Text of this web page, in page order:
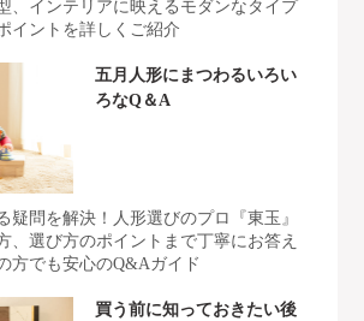
、インテリアに映えるモダンなタイプ
イントを詳しくご紹介
五月人形にまつわるいろい
ろなQ＆A
疑問を解決！人形選びのプロ『東玉』
、選び方のポイントまで丁寧にお答え
方でも安心のQ&Aガイド
買う前に知っておきたい後